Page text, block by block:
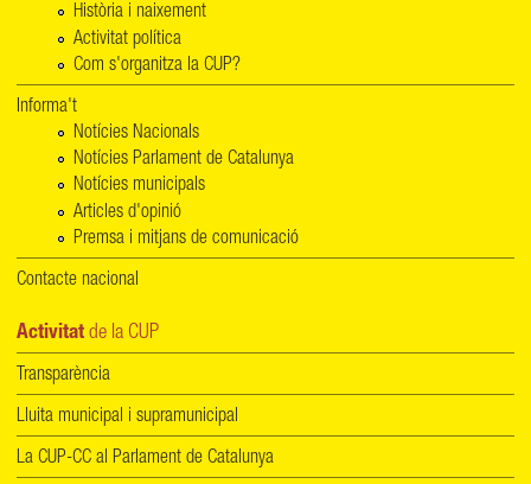
Història i naixement
Activitat política
Com s'organitza la CUP?
Informa't
Notícies Nacionals
Notícies Parlament de Catalunya
Notícies municipals
Articles d'opinió
Premsa i mitjans de comunicació
Contacte nacional
Activitat de la CUP
Transparència
Lluita municipal i supramunicipal
La CUP-CC al Parlament de Catalunya